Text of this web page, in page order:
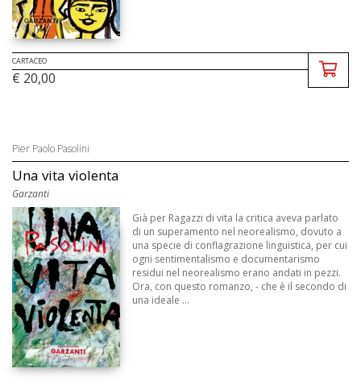
CARTACEO
€ 20,00
Pier Paolo Pasolini
Una vita violenta
Garzanti
Già per Ragazzi di vita la critica aveva parlato
di un superamento nel neorealismo, dovuto a
una specie di conflagrazione linguistica, per cui
ogni sentimentalismo e documentarismo
residui nel neorealismo erano andati in pezzi.
Ora, con questo romanzo, - che è il secondo di
una ideale ...